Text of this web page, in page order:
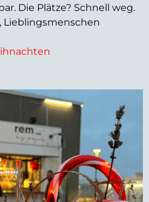
Die Plätze? Schnell weg.
Lieblingsmenschen